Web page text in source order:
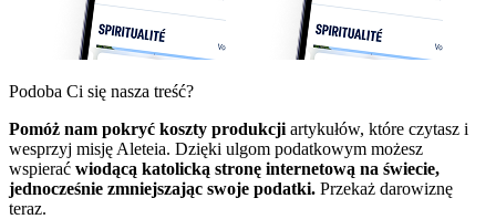
Podoba Ci się nasza treść?
Pomóż nam pokryć koszty produkcji artykułów, które czytasz i
wesprzyj misję Aleteia. Dzięki ulgom podatkowym możesz
wspierać wiodącą katolicką stronę internetową na świecie,
jednocześnie zmniejszając swoje podatki. Przekaż darowiznę
teraz.